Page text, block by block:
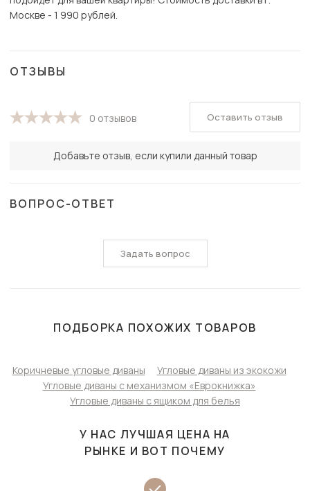
Москве - 1 990 рублей.
ОТЗЫВЫ
0 отзывов
Добавьте отзыв, если купили данный товар
Оставить отзыв
ВОПРОС-ОТВЕТ
Задать вопрос
ПОДБОРКА ПОХОЖИХ ТОВАРОВ
Коричневые угловые диваны
Угловые диваны из экокожи
Угловые диваны с механизмом «Еврокнижка»
Угловые диваны с ящиком для белья
У НАС ЛУЧШАЯ ЦЕНА НА
РЫНКЕ И ВОТ ПОЧЕМУ